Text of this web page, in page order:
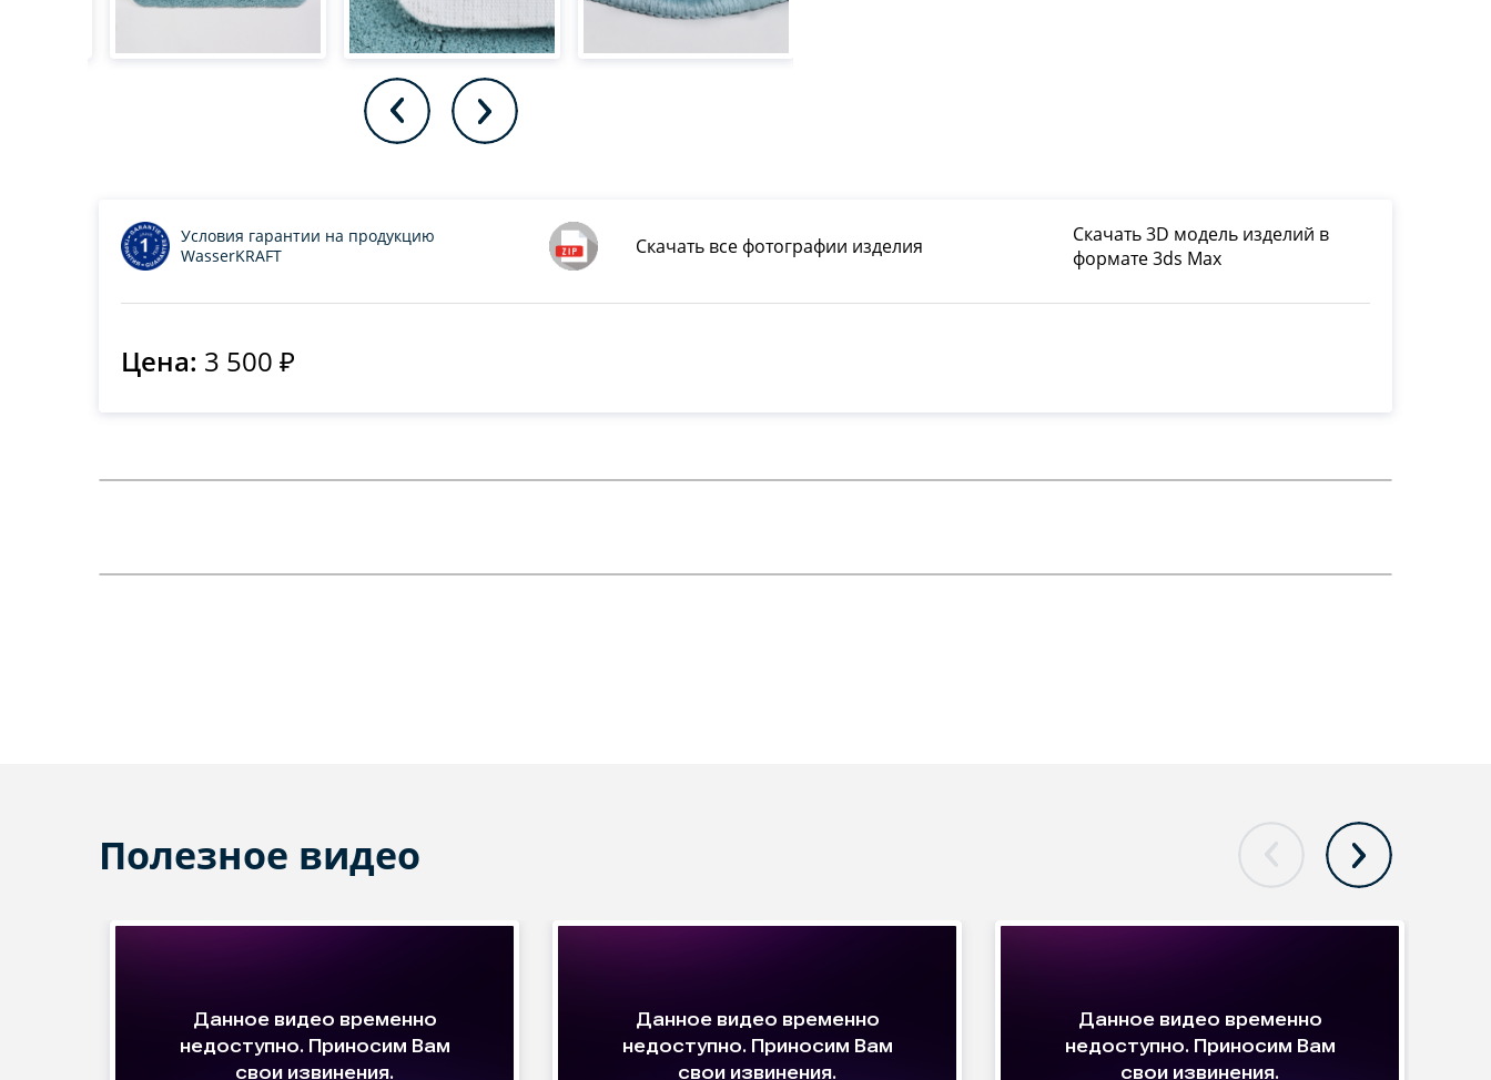
Скачать все фотографии изделия
Скачать 3D модель изделий в
формате 3ds Max
Условия гарантии на продукцию
WasserKRAFT
Цена: 3 500 ₽
Полезное видео